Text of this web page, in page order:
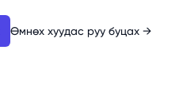
Өмнөх хуудас руу буцах →